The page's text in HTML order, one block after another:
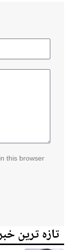
this browser
تازہ ترین